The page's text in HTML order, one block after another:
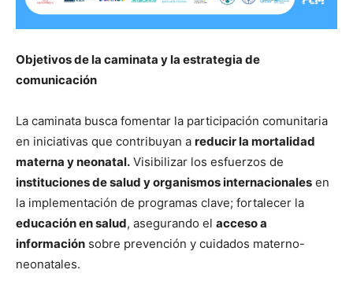
Objetivos de la caminata y la estrategia de
comunicación
La caminata busca fomentar la participación comunitaria
en iniciativas que contribuyan a reducir la mortalidad
materna y neonatal. Visibilizar los esfuerzos de
instituciones de salud y organismos internacionales en
la implementación de programas clave; fortalecer la
educación en salud, asegurando el acceso a
información sobre prevención y cuidados materno-
neonatales.